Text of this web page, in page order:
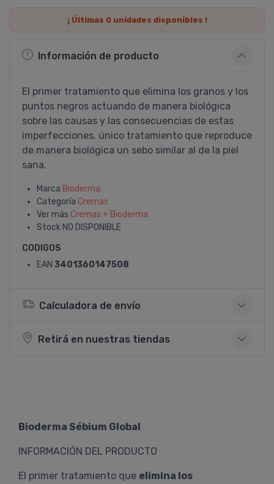
¡ Últimas 0unidades disponibles !
Información de producto
El primer tratamiento que elimina los granos y los
puntos negros actuando de manera biológica
sobre las causas y las consecuencias de estas
imperfecciones. único tratamiento que reproduce
de manera biológica un sebo similar al de la piel
sana.
Marca Bioderma
Categoría Cremas
Ver más Cremas + Bioderma
Stock NO DISPONIBLE
CODIGOS
EAN 3401360147508
Calculadora de envío
Retirá en nuestras tiendas
Bioderma Sébium Global
INFORMACIÓN DEL PRODUCTO
El primer tratamiento que elimina los